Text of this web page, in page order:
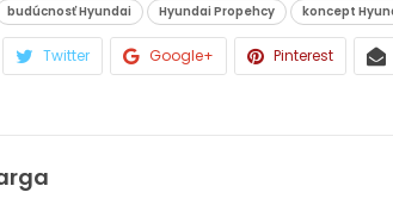
budúcnosť Hyundai Hyundai Propehcy koncept
Twitter Google+ Pinterest